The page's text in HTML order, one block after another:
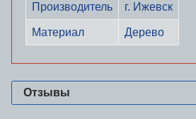
Производитель г. Ижевск
Материал Дерево
Отзывы